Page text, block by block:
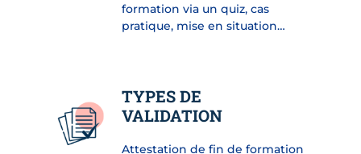
formation via un quiz, cas
pratique, mise en situation…
TYPES DE
VALIDATION
Attestation de fin de formation